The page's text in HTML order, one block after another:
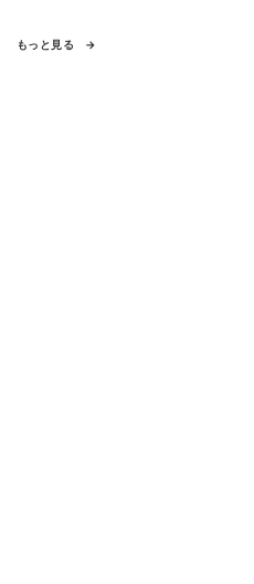
もっと見る